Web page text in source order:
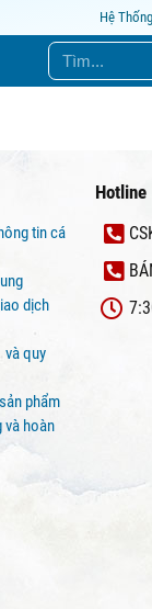
Hệ
tin cá
dịch
quy
phẩm
và hoàn
Hotline